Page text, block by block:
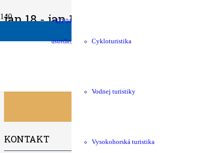
+421 940 630 680
ustredie@kst.sk Cykloturistika
Vodnej turistiky
Vysokohorská turistika
jan 18 - jan 19
Zimný prejazd Slovenským rudohorím
KONTAKT